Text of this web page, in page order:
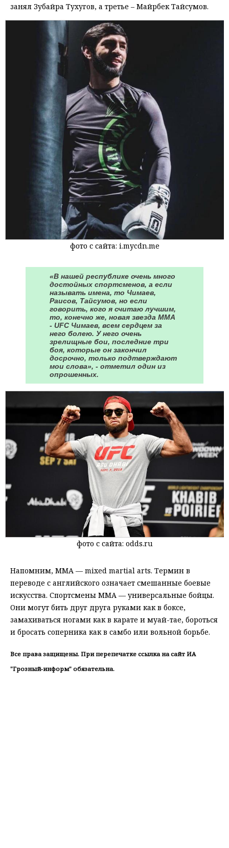
занял Зубайра Тухугов, а третье – Майрбек Тайсумов.
фото с сайта: i.mycdn.me
«В нашей республике очень много
достойных спортсменов, а если
называть имена, то Чимаев,
Раисов, Тайсумов, но если
говорить, кого я считаю лучшим,
то, конечно же, новая звезда ММА
- UFC Чимаев, всем сердцем за
него болею. У него очень
зрелищные бои, последние три
боя, которые он закончил
досрочно, только подтверждают
мои слова», - отметил один из
опрошенных.
фото с сайта: odds.ru
Напомним, ММА — mixed martial arts. Термин в
переводе с английского означает смешанные боевые
искусства. Спортсмены ММА — универсальные бойцы.
Они могут бить друг друга руками как в боксе,
замахиваться ногами как в карате и муай-тае, бороться
и бросать соперника как в самбо или вольной борьбе.
Все права защищены. При перепечатке ссылка на сайт ИА
"Грозный-информ" обязательна.